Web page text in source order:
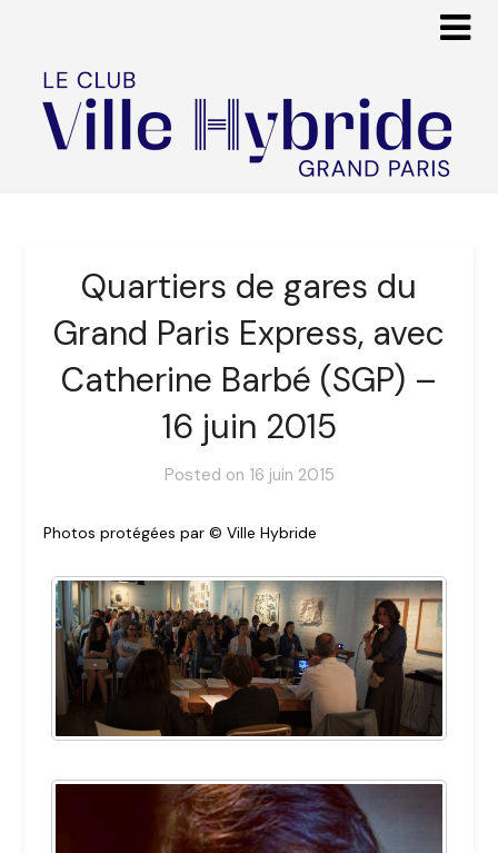
Quartiers de gares du
Grand Paris Express, avec
Catherine Barbé (SGP) –
16 juin 2015
Posted on 16 juin 2015
Photos protégées par © Ville Hybride